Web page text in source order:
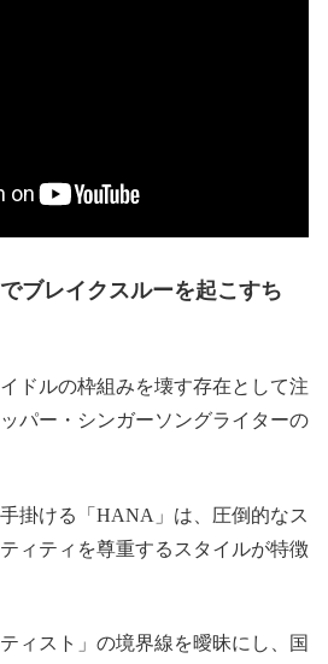
ブレイクスルーを起こすち
ドルの枠組みを壊す存在として注
パー・シンガーソングライターの
掛ける「HANA」は、圧倒的なス
ィティを尊重するスタイルが特徴
ィスト」の境界線を曖昧にし、国